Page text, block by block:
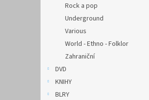
Rock a pop
Underground
Various
World - Ethno - Folklor
Zahraniční
DVD
KNIHY
BLRY